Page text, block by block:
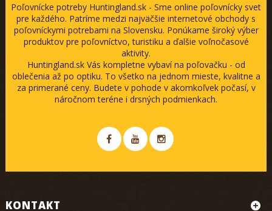
Poľovnícke potreby Huntingland.sk - Sme online poľovnícky svet
pre každého. Patríme medzi najväčšie internetové obchody s
poľovníckymi potrebami na Slovensku. Ponúkame široký výber
produktov pre poľovníctvo, turistiku a ďalšie voľnočasové
aktivity.
Huntingland.sk Vás kompletne vybaví na poľovačku - od
oblečenia až po optiku. To všetko na jednom mieste, kvalitne a
za primerané ceny. Budete v pohode v akomkoľvek počasí, v
náročnom teréne i drsných podmienkach.
KONTAKT